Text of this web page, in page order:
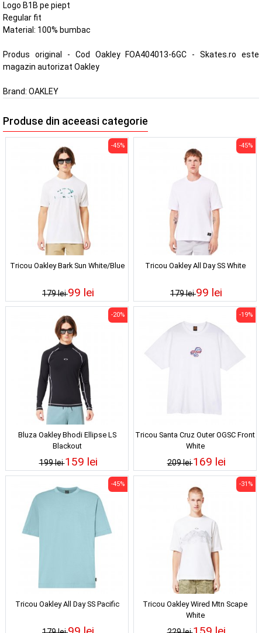
Logo B1B pe piept
Regular fit
Material: 100% bumbac
Produs original - Cod Oakley FOA404013-6GC - Skates.ro este
magazin autorizat Oakley
Brand: OAKLEY
Produse din aceeasi categorie
Tricou Oakley Bark Sun White/Blue
179 lei
-45%
99 lei
Tricou Oakley All Day SS White
179 lei
-45%
99 lei
Bluza Oakley Bhodi Ellipse LS
Blackout
199 lei
-20%
159 lei
Tricou Santa Cruz Outer OGSC Front
White
209 lei
-19%
169 lei
Tricou Oakley All Day SS Pacific
-45%
Tricou Oakley Wired Mtn Scape
White
-31%